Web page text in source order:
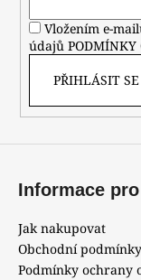
Vložením e-
údajů PODMÍNKY
PŘIHLÁSIT SE
Informace
Jak nakupovat
Obchodní podmínky
Podmínky ochrany